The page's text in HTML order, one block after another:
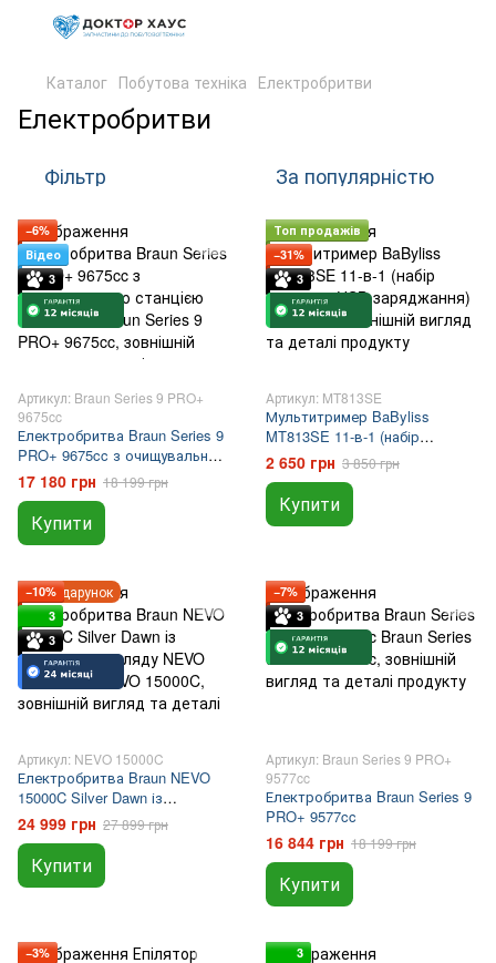
Каталог Побутова техніка Електробритви
Електробритви
Фільтр За популярністю
−6%
Відео
3
Артикул: Braun Series 9 PRO+
9675cc
Електробритва Braun Series 9
PRO+ 9675cc з очищувальною
станцією SmartCare
17 180 грн 18 199 грн
Купити
Подарунок
Топ продажів
−31%
3
Артикул: MT813SE
Мультитример BaByliss
MT813SE 11-в-1 (набір
насадок, USB-заряджання)
2 650 грн 3 850 грн
Купити
Подарунок
−10%
3
3
Артикул: NEVO 15000C
Електробритва Braun NEVO
15000C Silver Dawn із
системою догляду NEVO Care
7-в-1
24 999 грн 27 899 грн
Купити
−7%
3
Артикул: Braun Series 9 PRO+
9577cc
Електробритва Braun Series 9
PRO+ 9577cc
16 844 грн 18 199 грн
Купити
−3%
3